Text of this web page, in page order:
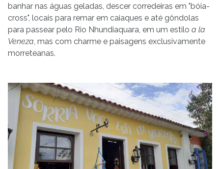
banhar nas águas geladas, descer corredeiras em "bóia-
cross", locais para remar em caiaques e até gôndolas
para passear pelo Rio Nhundiaquara, em um estilo a la
Veneza, mas com charme e paisagens exclusivamente
morreteanas.